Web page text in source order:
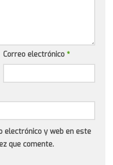
Correo electrónico *
electrónico y web en este
que comente.